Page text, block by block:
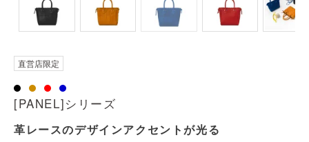
直営店限定
[PANEL]シリーズ
革レースのデザインアクセントが光る